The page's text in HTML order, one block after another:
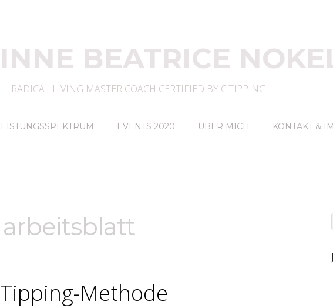
BEATRICE
RADICAL LIVING MASTER COACH CERTIFIED BY C.TIPPING
EVENTS 2020 ÜBER MICH KONTAKT &
Methode